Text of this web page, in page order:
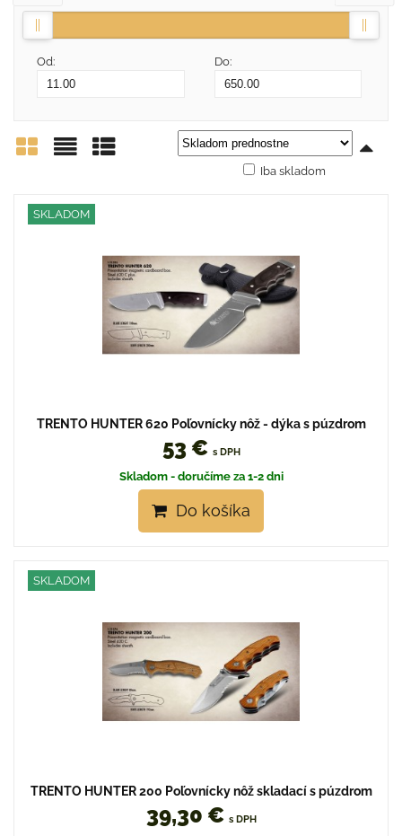
Od: Do:
Iba skladom
SKLADOM
TRENTO HUNTER 620 Poľovnícky nôž - dýka s púzdrom
53 € s DPH
Skladom - doručíme za 1-2 dni
Do košíka
SKLADOM
TRENTO HUNTER 200 Poľovnícky nôž skladací s púzdrom
39,30 € s DPH